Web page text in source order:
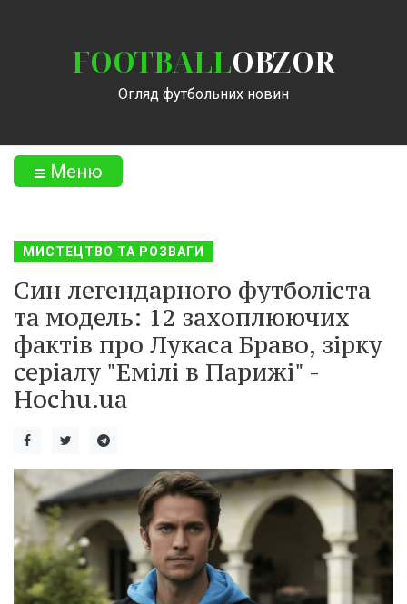
FOOTBALLOBZOR
Огляд футбольних новин
Меню
МИСТЕЦТВО ТА РОЗВАГИ
Син легендарного футболіста
та модель: 12 захоплюючих
фактів про Лукаса Браво, зірку
серіалу "Емілі в Парижі" -
Hochu.ua